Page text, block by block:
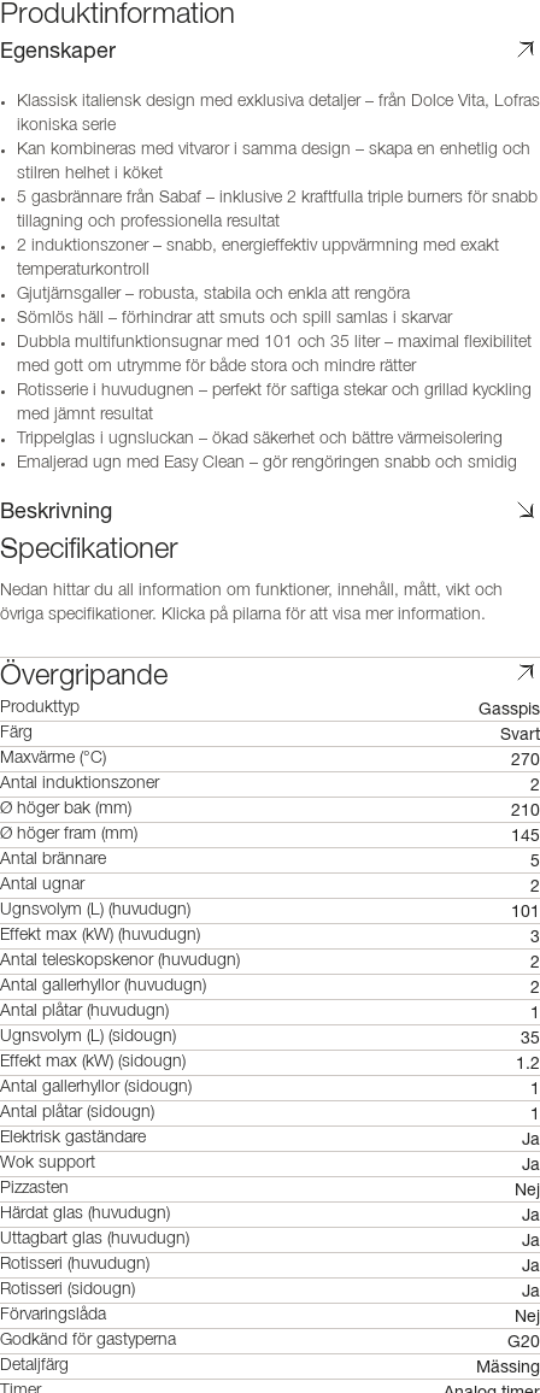
Produktinformation
Egenskaper
Klassisk italiensk design med exklusiva detaljer – från Dolce Vita, Lofras
ikoniska serie
Kan kombineras med vitvaror i samma design – skapa en enhetlig och
stilren helhet i köket
5 gasbrännare från Sabaf – inklusive 2 kraftfulla triple burners för snabb
tillagning och professionella resultat
2 induktionszoner – snabb, energieffektiv uppvärmning med exakt
temperaturkontroll
Gjutjärnsgaller – robusta, stabila och enkla att rengöra
Sömlös häll – förhindrar att smuts och spill samlas i skarvar
Dubbla multifunktionsugnar med 101 och 35 liter – maximal flexibilitet
med gott om utrymme för både stora och mindre rätter
Rotisserie i huvudugnen – perfekt för saftiga stekar och grillad kyckling
med jämnt resultat
Trippelglas i ugnsluckan – ökad säkerhet och bättre värmeisolering
Emaljerad ugn med Easy Clean – gör rengöringen snabb och smidig
Beskrivning
Specifikationer
Nedan hittar du all information om funktioner, innehåll, mått, vikt och
övriga specifikationer. Klicka på pilarna för att visa mer information.
Övergripande
Produkttyp Gasspis
Färg Svart
Maxvärme (°C) 270
Antal induktionszoner 2
Ø höger bak (mm) 210
Ø höger fram (mm) 145
Antal brännare 5
Antal ugnar 2
Ugnsvolym (L) (huvudugn) 101
Effekt max (kW) (huvudugn) 3
Antal teleskopskenor (huvudugn) 2
Antal gallerhyllor (huvudugn) 2
Antal plåtar (huvudugn) 1
Ugnsvolym (L) (sidougn) 35
Effekt max (kW) (sidougn) 1.2
Antal gallerhyllor (sidougn) 1
Antal plåtar (sidougn) 1
Elektrisk gaständare Ja
Wok support Ja
Pizzasten Nej
Härdat glas (huvudugn) Ja
Uttagbart glas (huvudugn) Ja
Rotisseri (huvudugn) Ja
Rotisseri (sidougn) Ja
Förvaringslåda Nej
Godkänd för gastyperna G20
Detaljfärg Mässing